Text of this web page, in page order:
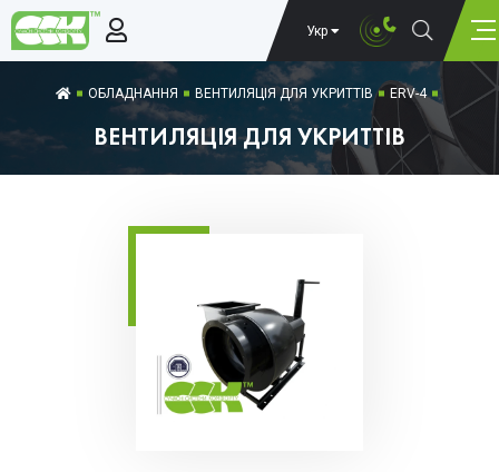
Укр
ОБЛАДНАННЯ ВЕНТИЛЯЦІЯ ДЛЯ УКРИТТІВ ERV-4
ВЕНТИЛЯЦІЯ ДЛЯ УКРИТТІВ